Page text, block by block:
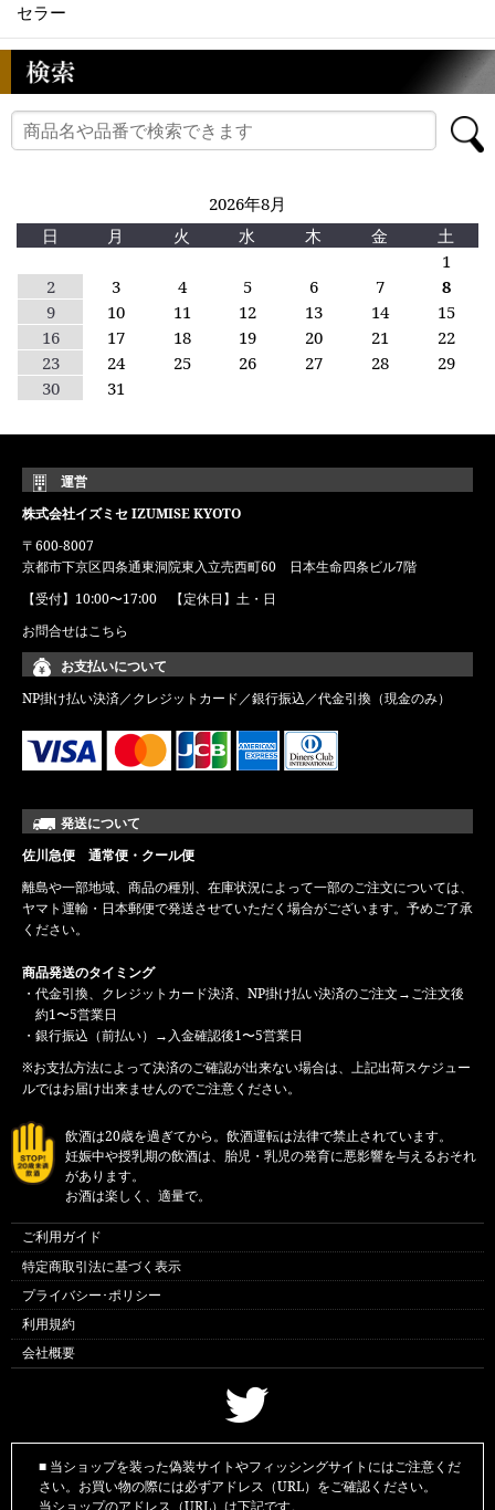
セラー
2026年8月
日
月 火 水 木 金
土
1
2
3 4 5 6 7
8
9
10 11 12 13 14
15
16
17 18 19 20 21
22
23
24 25 26 27 28
29
30
31
運営
株式会社イズミセ IZUMISE KYOTO
〒600-8007
京都市下京区四条通東洞院東入立売西町60 日本生命四条ビル7階
【受付】10:00〜17:00 【定休日】土・日
お問合せはこちら
お支払いについて
NP掛け払い決済／クレジットカード／銀行振込／代金引換（現金のみ）
発送について
佐川急便 通常便・クール便
離島や一部地域、商品の種別、在庫状況によって一部のご注文については、
ヤマト運輸・日本郵便で発送させていただく場合がございます。予めご了承
ください。
商品発送のタイミング
・代金引換、クレジットカード決済、NP掛け払い決済のご注文→ご注文後
約1〜5営業日
・銀行振込（前払い）→入金確認後1〜5営業日
※お支払方法によって決済のご確認が出来ない場合は、上記出荷スケジュー
ルではお届け出来ませんのでご注意ください。
飲酒は20歳を過ぎてから。飲酒運転は法律で禁止されています。
妊娠中や授乳期の飲酒は、胎児・乳児の発育に悪影響を与えるおそれ
があります。
お酒は楽しく、適量で。
ご利用ガイド
特定商取引法に基づく表示
プライバシー･ポリシー
利用規約
会社概要
■ 当ショップを装った偽装サイトやフィッシングサイトにはご注意くだ
さい。お買い物の際には必ずアドレス（URL）をご確認ください。
当ショップのアドレス（URL）は下記です。